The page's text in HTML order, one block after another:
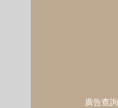
廣告查詢